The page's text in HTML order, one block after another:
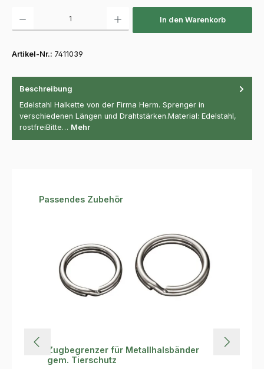
In den Warenkorb
Artikel-Nr.: 7411039
Beschreibung
Edelstahl Halkette von der Firma Herm. Sprenger in
verschiedenen Längen und Drahtstärken.Material: Edelstahl,
rostfreiBitte… Mehr
Produktgalerie überspringen
Passendes Zubehör
Zugbegrenzer für Metallhalsbänder
gem. Tierschutz